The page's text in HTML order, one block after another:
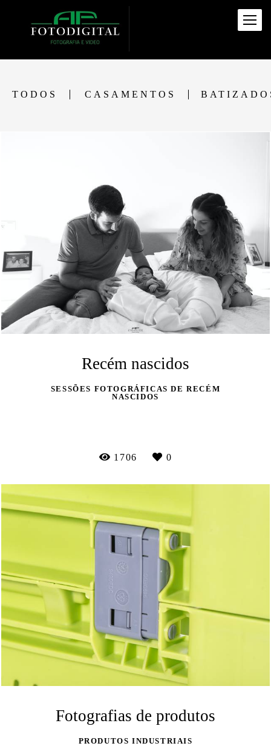
TODOS CASAMENTOS
Recém nascidos
SESSÕES FOTOGRÁFICAS DE RECÉM
NASCIDOS
1706 0
Fotografias de produtos
PRODUTOS INDUSTRIAIS